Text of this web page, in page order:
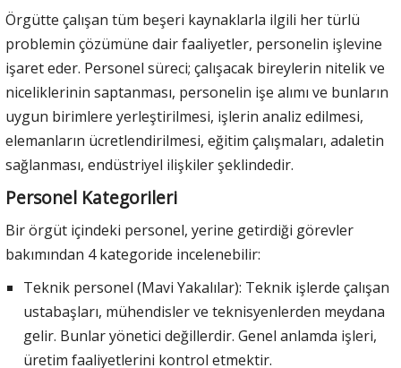
Örgütte çalışan tüm beşeri kaynaklarla ilgili her türlü
problemin çözümüne dair faaliyetler, personelin işlevine
işaret eder. Personel süreci; çalışacak bireylerin nitelik ve
niceliklerinin saptanması, personelin işe alımı ve bunların
uygun birimlere yerleştirilmesi, işlerin analiz edilmesi,
elemanların ücretlendirilmesi, eğitim çalışmaları, adaletin
sağlanması, endüstriyel ilişkiler şeklindedir.
Personel Kategorileri
Bir örgüt içindeki personel, yerine getirdiği görevler
bakımından 4 kategoride incelenebilir:
Teknik personel (Mavi Yakalılar): Teknik işlerde çalışan
ustabaşları, mühendisler ve teknisyenlerden meydana
gelir. Bunlar yönetici değillerdir. Genel anlamda işleri,
üretim faaliyetlerini kontrol etmektir.